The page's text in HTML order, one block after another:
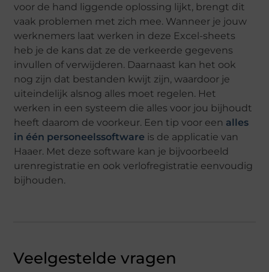
voor de hand liggende oplossing lijkt, brengt dit
vaak problemen met zich mee. Wanneer je jouw
werknemers laat werken in deze Excel-sheets
heb je de kans dat ze de verkeerde gegevens
invullen of verwijderen. Daarnaast kan het ook
nog zijn dat bestanden kwijt zijn, waardoor je
uiteindelijk alsnog alles moet regelen. Het
werken in een systeem die alles voor jou bijhoudt
heeft daarom de voorkeur. Een tip voor een alles
in één personeelssoftware is de applicatie van
Haaer. Met deze software kan je bijvoorbeeld
urenregistratie en ook verlofregistratie eenvoudig
bijhouden.
Veelgestelde vragen